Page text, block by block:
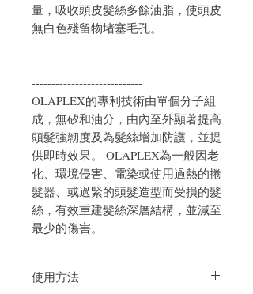
量，吸收頭皮髮絲多餘油脂，使頭皮
無白色殘留物堵塞毛孔。
------------------------------------------------
----------------------------
OLAPLEX的專利技術由單個分子組
成，無矽和油分，由內至外顯著提高
頭髮強韌度及為髮絲增加防護，並提
供即時效果。 OLAPLEX為一般因老
化、環境侵害、電染或使用過熱的捲
髮器、或過緊的頭髮造型而受損的髮
絲，有效重建髮絲深層結構，並減至
最少的傷害。
使用方法